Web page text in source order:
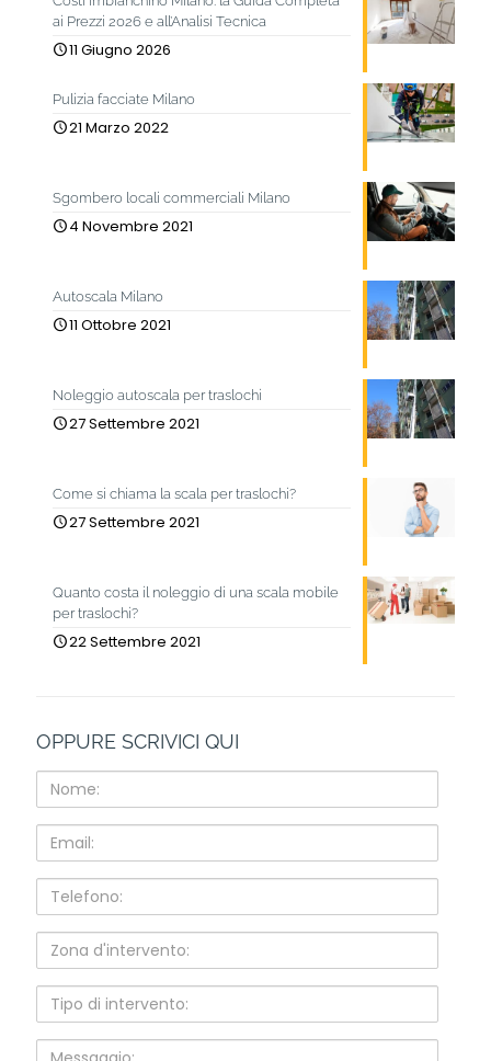
ai Prezzi 2026 e all’Analisi Tecnica
11 Giugno 2026
Pulizia facciate Milano
21 Marzo 2022
Sgombero locali commerciali Milano
4 Novembre 2021
Autoscala Milano
11 Ottobre 2021
Noleggio autoscala per traslochi
27 Settembre 2021
Come si chiama la scala per traslochi?
27 Settembre 2021
Quanto costa il noleggio di una scala mobile
per traslochi?
22 Settembre 2021
OPPURE SCRIVICI QUI
Nome:
Email:
Telefono:
Zona
d'intervento:
Tipo
intervento:
Messaggio: